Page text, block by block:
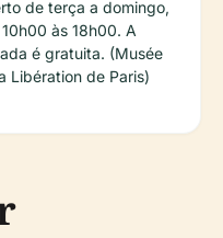
de terça a domingo,
às 18h00. A
é gratuita. (Musée
Libération de Paris)